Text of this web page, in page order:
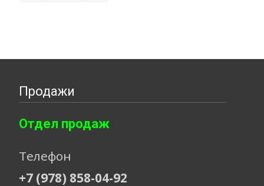
Продажи
Отдел продаж
Телефон
+7 (978) 858-04-92